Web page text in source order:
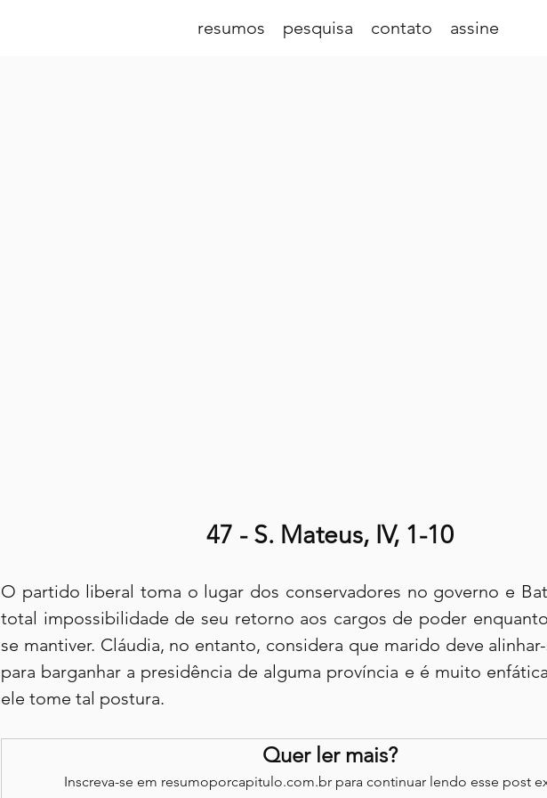
resumos pesquisa contato assine
47 - S. Mateus, IV, 1-10
O partido liberal toma o lugar dos conservadores no governo e
total impossibilidade de seu retorno aos cargos de poder
se mantiver. Cláudia, no entanto, considera que marido deve
para barganhar a presidência de alguma província e é muito
ele tome tal postura.
Quer ler mais?
Inscreva-se em resumoporcapitulo.com.br para continuar lendo esse post